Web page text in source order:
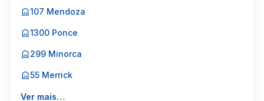
107 Mendoza
1300 Ponce
299 Minorca
55 Merrick
Ver mais…